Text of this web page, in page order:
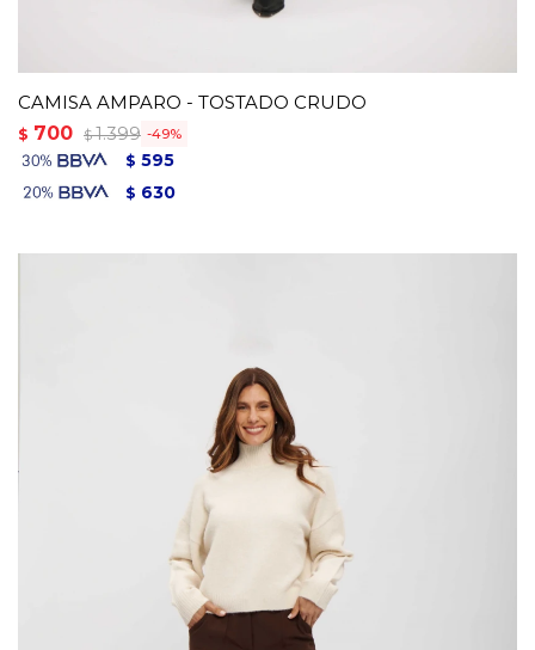
CAMISA AMPARO - TOSTADO CRUDO
$ 700 $ 1.399 49
$ 595
$ 630